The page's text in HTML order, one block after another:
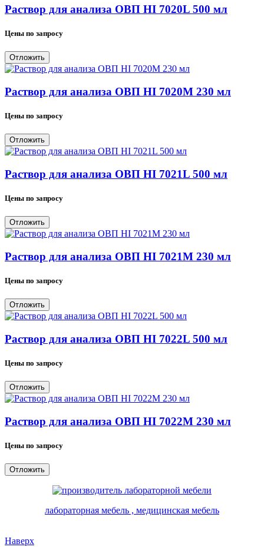
Раствор для анализа ОВП HI 7020L 500 мл
Цены по запросу
Отложить
Раствор для анализа ОВП HI 7020M 230 мл
Цены по запросу
Отложить
Раствор для анализа ОВП HI 7021L 500 мл
Цены по запросу
Отложить
Раствор для анализа ОВП HI 7021M 230 мл
Цены по запросу
Отложить
Раствор для анализа ОВП HI 7022L 500 мл
Цены по запросу
Отложить
Раствор для анализа ОВП HI 7022M 230 мл
Цены по запросу
Отложить
лабораторная мебель , медицинская мебель
Наверх